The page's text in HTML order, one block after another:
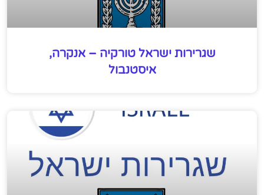
שגרירות ישראל טורקיה – אנקרה,
איסטנבול